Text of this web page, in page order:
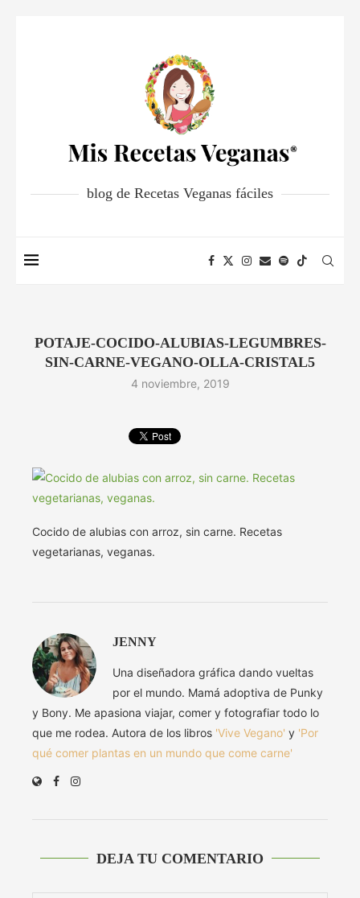
blog de Recetas Veganas fáciles
POTAJE-COCIDO-ALUBIAS-LEGUMBRES-
SIN-CARNE-VEGANO-OLLA-CRISTAL5
4 noviembre, 2019
Cocido de alubias con arroz, sin carne. Recetas
vegetarianas, veganas.
JENNY
Una diseñadora gráfica dando vueltas
por el mundo. Mamá adoptiva de Punky
y Bony. Me apasiona viajar, comer y fotografiar todo lo
que me rodea. Autora de los libros 'Vive Vegano' y 'Por
qué comer plantas en un mundo que come carne'
DEJA TU COMENTARIO